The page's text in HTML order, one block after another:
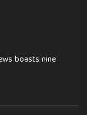
boasts nine